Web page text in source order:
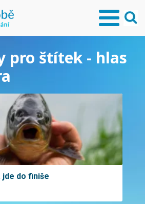
pro štítek - hlas
jde do finiše